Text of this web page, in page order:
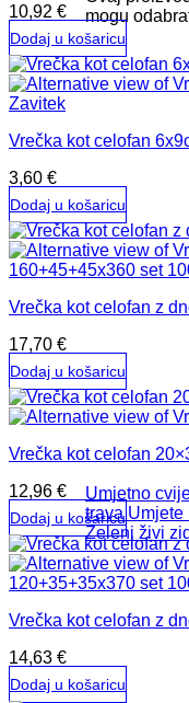
mogu
Umjetno
trava Umjete
Zeleni živi
10,92 €
Dodaj u košaricu
Vrečka kot celofan
3,60 €
Dodaj u košaricu
Vrečka kot celofan z
17,70 €
Dodaj u košaricu
Vrečka kot celofan
12,96 €
Dodaj u košaricu
Vrečka kot celofan z
14,63 €
Dodaj u košaricu